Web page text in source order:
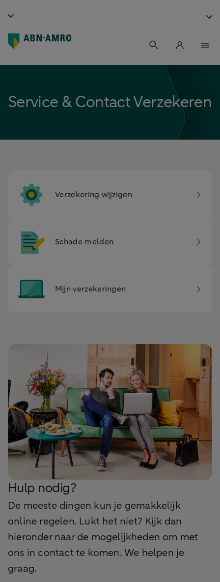
Service & Contact Verzekeren
Verzekering wijzigen
Schade melden
Mijn verzekeringen
Hulp nodig?
De meeste dingen kun je gemakkelijk
online regelen. Lukt het niet? Kijk dan
hieronder naar de mogelijkheden om met
ons in contact te komen. We helpen je
graag.